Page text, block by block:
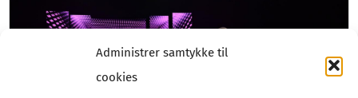
Administrer samtykke til
cookies